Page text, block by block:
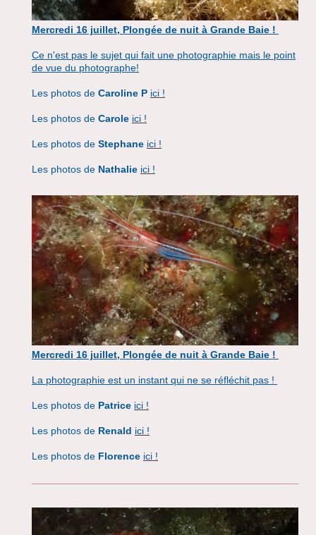
Mercredi 16 juillet, Plongée de nuit à Grande Baie !
Ce n'est pas le sujet qui fait une photographie mais le point
de vue du photographe!
Les photos de Caroline P ici !
Les photos de Carole ici !
Les photos de Stephane ici !
Les photos de Nathalie ici !
Mercredi 16 juillet, Plongée de nuit à Grande Baie !
La photographie est un instant qui ne se réfléchit pas !
Les photos de Patrice ici !
Les photos de Renald ici !
Les photos de Florence​ ici !